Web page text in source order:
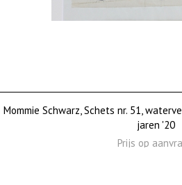
Mommie Schwarz, Schets nr. 51,
jaren '20
Prijs op